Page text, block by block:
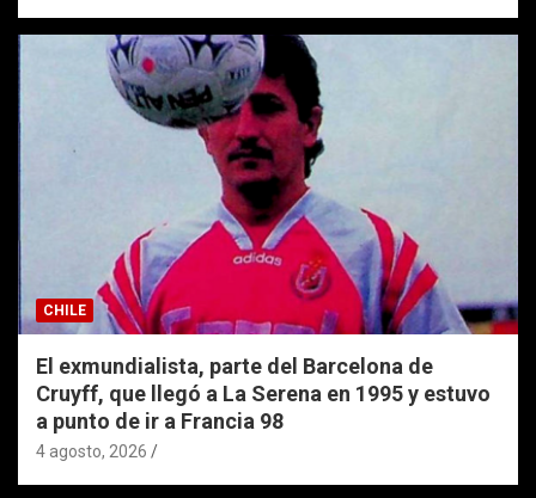
CHILE
El exmundialista, parte del Barcelona de
Cruyff, que llegó a La Serena en 1995 y estuvo
a punto de ir a Francia 98
4 agosto, 2026